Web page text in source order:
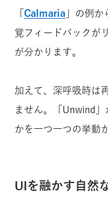
Calmaria 」の例
覚フィードバックが
が分かります。
加えて、深呼吸時は
ません。「Unwind
かを一つ一つの挙動
UIを融かす自然